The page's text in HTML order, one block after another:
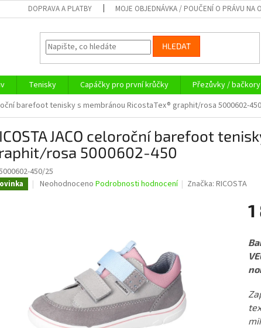
DOPRAVA A PLATBY MOJE OBJEDNÁVKA / POUČENÍ O PRÁVU NA
HLEDAT
Tenisky Capáčky pro první krůčky Přezůvky / bačkory
barefoot tenisky s membránou RicostaTex® graphit/rosa 5000602-450
JACO celoroční barefoot
rosa 5000602-450
450/25
Průměrné
Neohodnoceno Podrobnosti hodnocení Značka:RICOSTA